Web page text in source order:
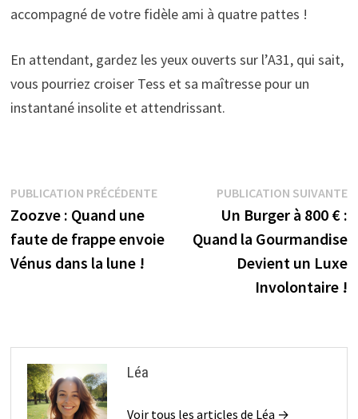
accompagné de votre fidèle ami à quatre pattes !
En attendant, gardez les yeux ouverts sur l’A31, qui sait,
vous pourriez croiser Tess et sa maîtresse pour un
instantané insolite et attendrissant.
Navigation
de
l’article
PUBLICATION PRÉCÉDENTEPublication
précédente :
Zoozve : Quand une
faute de frappe envoie
Vénus dans la lune !
PUBLICATION SUIVANTE
Un Burger à 800 € :
Quand la Gourmandise
Devient un Luxe
Involontaire !
Léa
Voir tous les articles de Léa →